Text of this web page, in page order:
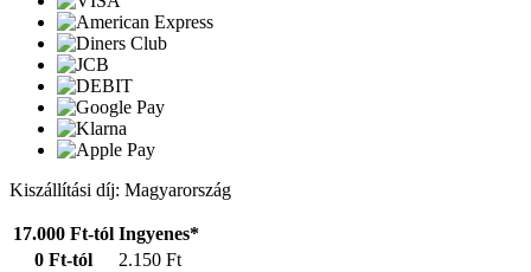
Kiszállítási díj: Magyarország
17.000 Ft-tól Ingyenes*
0 Ft-tól
2.150 Ft